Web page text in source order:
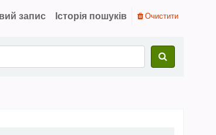
запис Історія пошуків Очистити